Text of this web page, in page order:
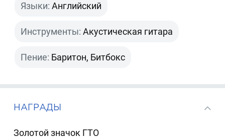
Языки: Английский
Инструменты: Акустическая гитара
Пение: Баритон, Битбокс
НАГРАДЫ
Золотой значок ГТО